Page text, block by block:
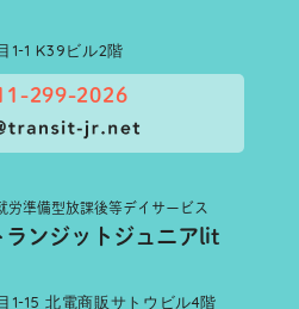
1-1 K39ビル2階
299-2026
労準備型放課後等デイサービス
ランジットジュニアlit
1-15 北電商販サトウビル4階